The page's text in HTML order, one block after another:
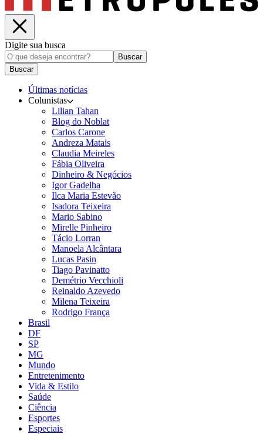
Digite sua busca
Buscar
Buscar
Últimas notícias
Colunistas
Lilian Tahan
Blog do Noblat
Carlos Carone
Andreza Matais
Claudia Meireles
Fábia Oliveira
Dinheiro & Negócios
Igor Gadelha
Ilca Maria Estevão
Isadora Teixeira
Mario Sabino
Mirelle Pinheiro
Tácio Lorran
Manoela Alcântara
Lucas Pasin
Tiago Pavinatto
Demétrio Vecchioli
Reinaldo Azevedo
Milena Teixeira
Rodrigo França
Brasil
DF
SP
MG
Mundo
Entretenimento
Vida & Estilo
Saúde
Ciência
Esportes
Especiais